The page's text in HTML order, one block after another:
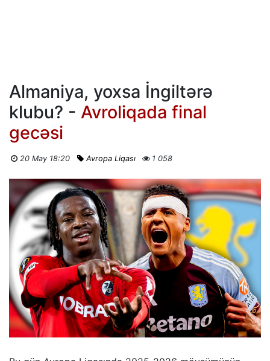
Almaniya, yoxsa İngiltərə
klubu? - Avroliqada final
gecəsi
20 May 18:20 Avropa Liqası 1 058